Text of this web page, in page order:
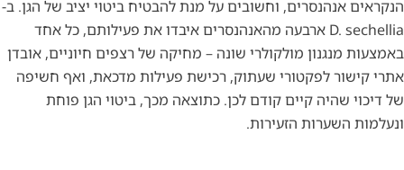
הנקראים אנהנסרים, וחשובים על מנת להבטיח ביטוי יציב של הגן. ב-
D. sechellia ארבעה מהאנהנסרים איבדו את פעילותם, כל אחד
באמצעות מנגנון מולקולרי שונה – מחיקה של רצפים חיוניים, אובדן
אתרי קישור לפקטורי שעתוק, רכישת פעילות מדכאת, ואף חשיפה
של דיכוי שהיה קיים קודם לכן. כתוצאה מכך, ביטוי הגן פוחת
ונעלמות השערות הזעירות.